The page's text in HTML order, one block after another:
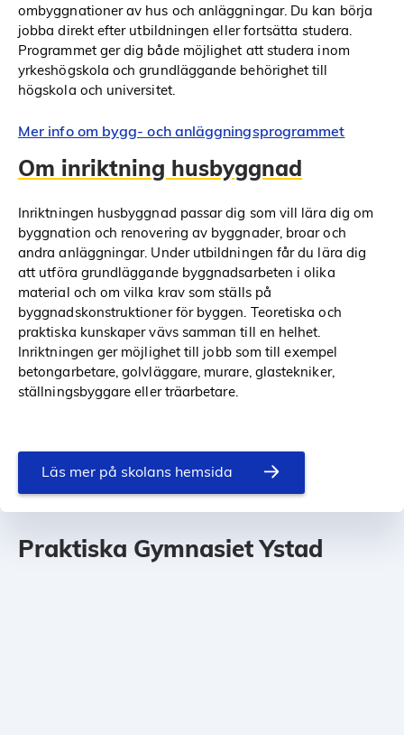
ombyggnationer av hus och anläggningar. Du kan börja
jobba direkt efter utbildningen eller fortsätta studera.
Programmet ger dig både möjlighet att studera inom
yrkeshögskola och grundläggande behörighet till
högskola och universitet.
Mer info om bygg- och anläggningsprogrammet
Om inriktning husbyggnad
Inriktningen husbyggnad passar dig som vill lära dig om
byggnation och renovering av byggnader, broar och
andra anläggningar. Under utbildningen får du lära dig
att utföra grundläggande byggnadsarbeten i olika
material och om vilka krav som ställs på
byggnadskonstruktioner för byggen. Teoretiska och
praktiska kunskaper vävs samman till en helhet.
Inriktningen ger möjlighet till jobb som till exempel
betongarbetare, golvläggare, murare, glastekniker,
ställningsbyggare eller träarbetare.
Läs mer på skolans hemsida
Praktiska Gymnasiet Ystad